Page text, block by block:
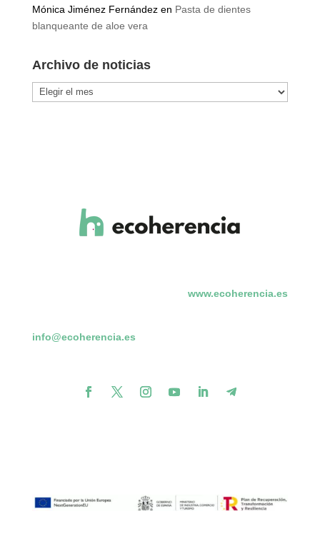
ríos más importantes de Asturias
Mónica Jiménez Fernández
Archivo de noticias